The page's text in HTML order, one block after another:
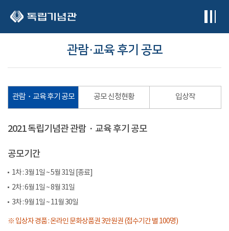
관람・교육 후기 공모
관람・교육 후기 공모 공모 신청현황 입상작
2021 독립기념관 관람・교육 후기 공모
공모기간
1차 : 3월 1일 ~ 5월 31일 [종료]
2차 : 6월 1일 ~ 8월 31일
3차 : 9월 1일 ~ 11월 30일
※ 입상자 경품 : 온라인 문화상품권 3만원권 (접수기간 별 100명)